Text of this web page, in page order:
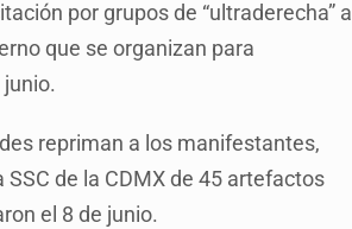
por grupos de “ultraderecha” a
que se organizan para
repriman a los manifestantes,
de la CDMX de 45 artefactos
el 8 de junio.